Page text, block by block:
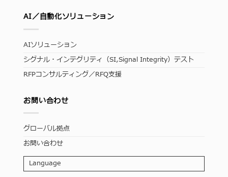
AI／自動化ソリューション
AIソリューション
シグナル・インテグリティ（SI,Signal Integrity）テスト
RFPコンサルティング／RFQ支援
お問い合わせ
グローバル拠点
お問い合わせ
Language